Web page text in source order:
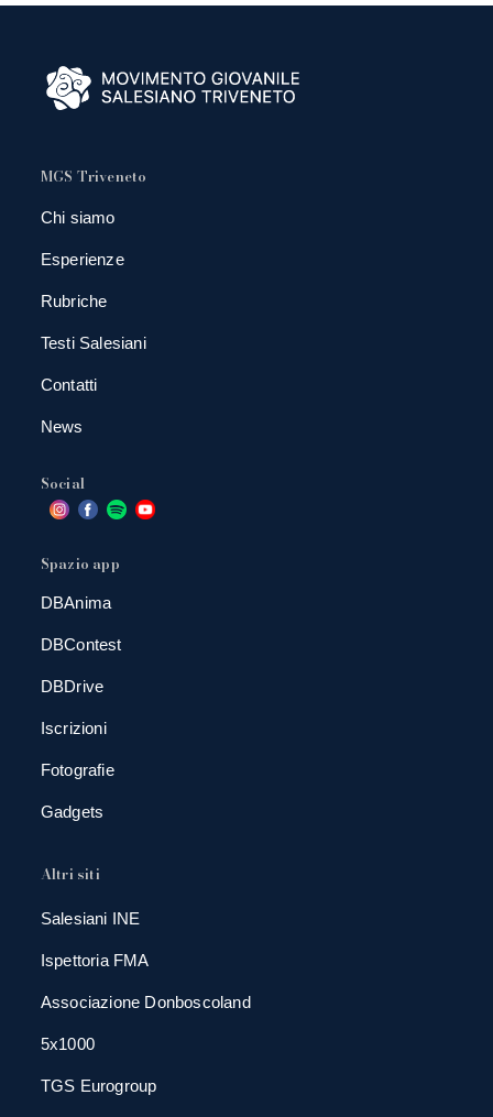
MGS Triveneto
Chi siamo
Esperienze
Rubriche
Testi Salesiani
Contatti
News
Social
Spazio app
DBAnima
DBContest
DBDrive
Iscrizioni
Fotografie
Gadgets
Altri siti
Salesiani INE
Ispettoria FMA
Associazione Donboscoland
5x1000
TGS Eurogroup